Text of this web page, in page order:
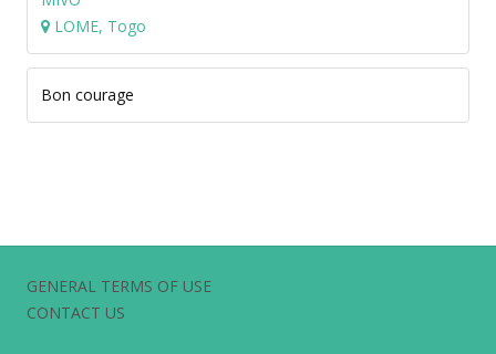
LOME, Togo
Bon courage
GENERAL TERMS OF USE
CONTACT US